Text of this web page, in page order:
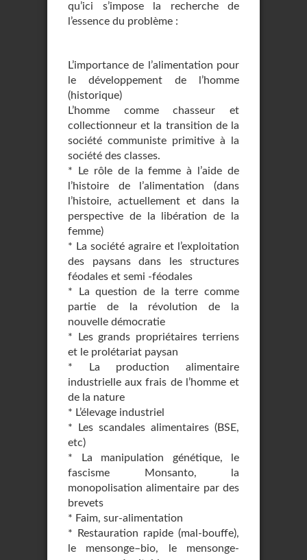
qu’ici s’impose la recherche de
l’essence du problème :
L’importance de l’alimentation pour
le développement de l’homme
(historique)
L’homme comme chasseur et
collectionneur et la transition de la
société communiste primitive à la
société des classes.
* Le rôle de la femme à l’aide de
l’histoire de l’alimentation (dans
l’histoire, actuellement et dans la
perspective de la libération de la
femme)
* La société agraire et l’exploitation
des paysans dans les structures
féodales et semi -féodales
* La question de la terre comme
partie de la révolution de la
nouvelle démocratie
* Les grands propriétaires terriens
et le prolétariat paysan
* La production alimentaire
industrielle aux frais de l’homme et
de la nature
* L’élevage industriel
* Les scandales alimentaires (BSE,
etc)
* La manipulation génétique, le
fascisme Monsanto, la
monopolisation alimentaire par des
brevets
* Faim, sur-alimentation
* Restauration rapide (mal-bouffe),
le mensonge–bio, le mensonge-